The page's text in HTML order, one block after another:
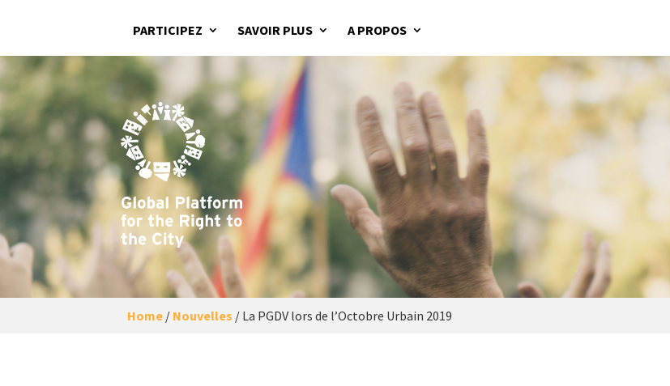
PARTICIPEZ SAVOIR PLUS A PROPOS
Home / Nouvelles / La PGDV lors de l’Octobre Urbain 2019